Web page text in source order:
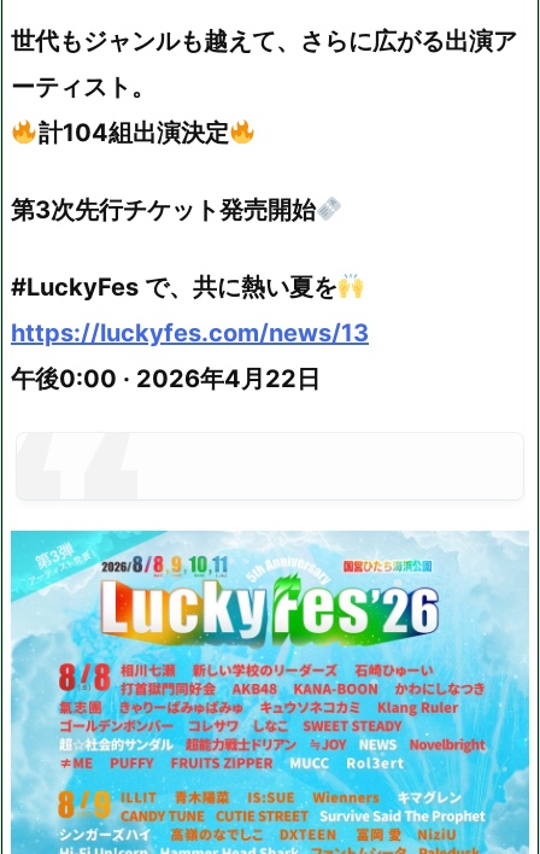
世代もジャンルも越えて、さらに広がる出演ア
ーティスト。
計104組出演決定
第3次先行チケット発売開始
#LuckyFes で、共に熱い夏を
https://luckyfes.com/news/13
午後0:00 · 2026年4月22日